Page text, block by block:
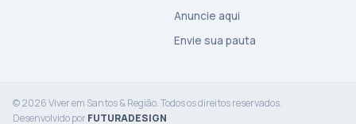
Anuncie aqui
Envie sua pauta
© 2026 Viver em Santos & Região. Todos os direitos reservados.
Desenvolvido porFUTURADESIGN